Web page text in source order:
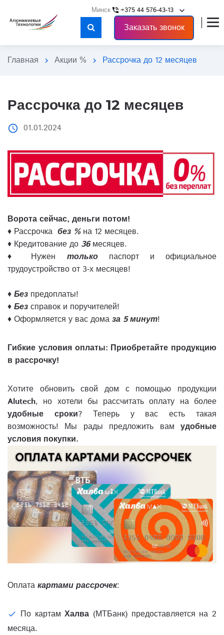
phone_in_talk +375 44 576-43-13 keyboard_arrow_down
Заказать звонок
Главная chevron_right Акции % chevron_right Рассрочка до 12 месяцев
Рассрочка до 12 месяцев
access_time 01.01.2024
Ворота сейчас, деньги потом!
♦ Рассрочка без %на 12 месяцев.
♦ Кредитование до 36месяцев.
♦ Нужен толькопаспорт и официальное
трудоустройство от 3-х месяцев!
♦ Без предоплаты!
♦ Без справок и поручителей!
♦ Оформляется у вас дома за 5 минут!
Гибкие условия оплаты: Приобретайте продукцию
в рассрочку!
Хотите обновить свой дом с помощью продукции
Alutech, но хотели бы рассчитать оплату на более
удобные сроки? Теперь у вас есть такая
возможность! Мы рады предложить вам удобные
условия покупки.
Оплата картами рассрочек:
По картамХалва (МТБанк) предоставляется на 2
месяца.